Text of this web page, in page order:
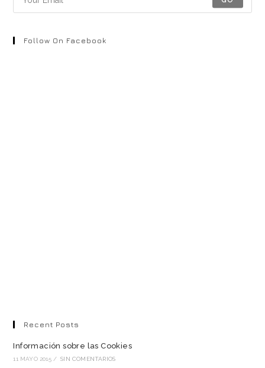
pestaña
pestaña
Follow On Facebook
Recent Posts
Información sobre las Cookies
11 MAYO 2015 / SIN COMENTARIOS